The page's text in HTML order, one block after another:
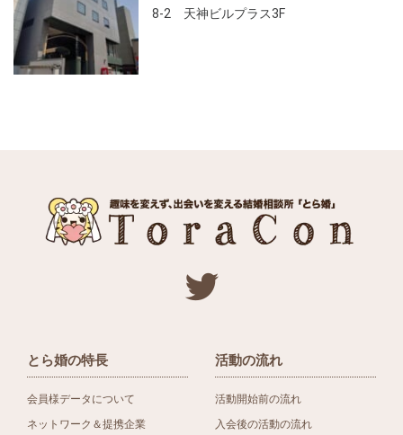
8-2 天神ビルプラス3F
とら婚の特長
会員様データについて
ネットワーク＆提携企業
活動の流れ
活動開始前の流れ
入会後の活動の流れ